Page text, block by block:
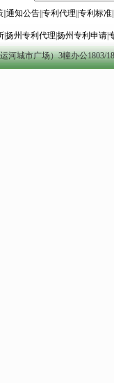
通知公告 专利代理 专利标准
|扬州专利代理 扬州专利申请|
城市广场）3幢办公1803/